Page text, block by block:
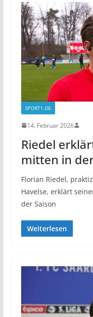
SPORT1.DE
14. Februar 2026
Riedel
mitten in
Florian Riedel,
Havelse, erklärt
der Saison
Weiterlesen